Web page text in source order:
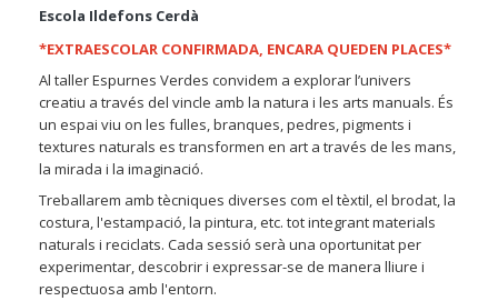
Escola Ildefons Cerdà
*EXTRAESCOLAR CONFIRMADA, ENCARA QUEDEN PLACES*
Al taller Espurnes Verdes convidem a explorar l’univers
creatiu a través del vincle amb la natura i les arts manuals. És
un espai viu on les fulles, branques, pedres, pigments i
textures naturals es transformen en art a través de les mans,
la mirada i la imaginació.
Treballarem amb tècniques diverses com el tèxtil, el brodat, la
costura, l'estampació, la pintura, etc. tot integrant materials
naturals i reciclats. Cada sessió serà una oportunitat per
experimentar, descobrir i expressar-se de manera lliure i
respectuosa amb l'entorn.